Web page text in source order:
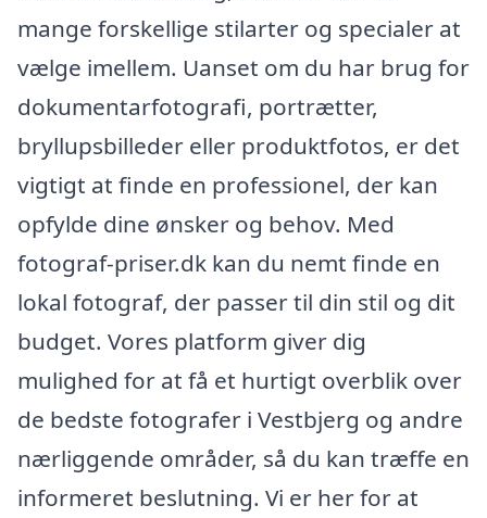
mange forskellige stilarter og specialer at
vælge imellem. Uanset om du har brug for
dokumentarfotografi, portrætter,
bryllupsbilleder eller produktfotos, er det
vigtigt at finde en professionel, der kan
opfylde dine ønsker og behov. Med
fotograf-priser.dk kan du nemt finde en
lokal fotograf, der passer til din stil og dit
budget. Vores platform giver dig
mulighed for at få et hurtigt overblik over
de bedste fotografer i Vestbjerg og andre
nærliggende områder, så du kan træffe en
informeret beslutning. Vi er her for at